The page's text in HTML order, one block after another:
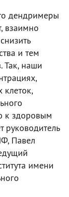
дендримеры
взаимно
и тем
Так, наши
клеток,
к здоровым
руководитель
Павел
имени